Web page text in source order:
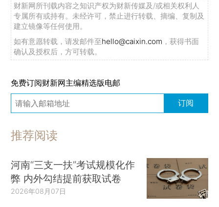
财新网所刊载内容之知识产权为财新传媒及/或相关权利人
专属所有或持有。未经许可，禁止进行转载、摘编、复制及
建立镜像等任何使用。
如有意愿转载，请发邮件至hello@caixin.com ，获得书面
确认及授权后，方可转载。
免费订阅财新网主编精选版电邮
订阅
推荐阅读
河南“三支一扶”考试规模化作
弊 内外勾结提前获取试卷
2026年08月07日